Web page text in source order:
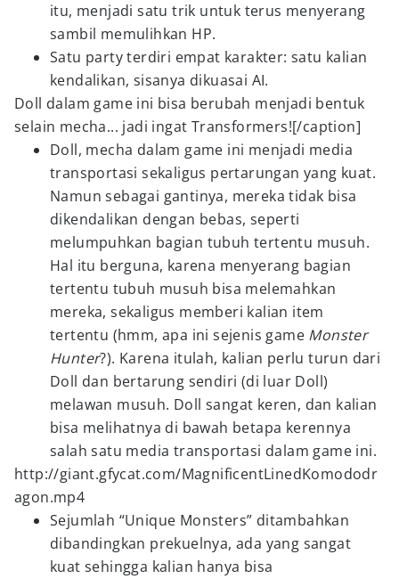
itu, menjadi satu trik untuk terus menyerang
sambil memulihkan HP.
Satu party terdiri empat karakter: satu kalian
kendalikan, sisanya dikuasai AI.
Doll dalam game ini bisa berubah menjadi bentuk
selain mecha... jadi ingat Transformers![/caption]
Doll, mecha dalam game ini menjadi media
transportasi sekaligus pertarungan yang kuat.
Namun sebagai gantinya, mereka tidak bisa
dikendalikan dengan bebas, seperti
melumpuhkan bagian tubuh tertentu musuh.
Hal itu berguna, karena menyerang bagian
tertentu tubuh musuh bisa melemahkan
mereka, sekaligus memberi kalian item
tertentu (hmm, apa ini sejenis game Monster
Hunter?). Karena itulah, kalian perlu turun dari
Doll dan bertarung sendiri (di luar Doll)
melawan musuh. Doll sangat keren, dan kalian
bisa melihatnya di bawah betapa kerennya
salah satu media transportasi dalam game ini.
http://giant.gfycat.com/MagnificentLinedKomododr
agon.mp4
Sejumlah “Unique Monsters” ditambahkan
dibandingkan prekuelnya, ada yang sangat
kuat sehingga kalian hanya bisa